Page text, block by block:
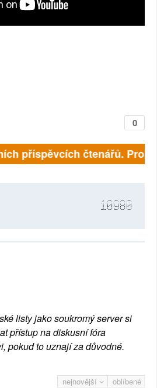
0
příspěvcích čtenářů.
10980
listy jako soukromý server si
přístup na diskusní fóra
pokud to uznají za důvodné.
nejnovější oblíbené